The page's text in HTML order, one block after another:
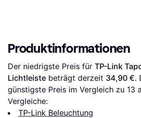
Produktinformationen
Der niedrigste Preis für TP-Link
Lichtleiste beträgt derzeit 34,90 €.
günstigste Preis im Vergleich zu 13
Vergleiche:
TP-Link Beleuchtung